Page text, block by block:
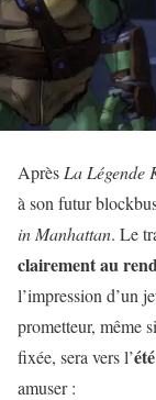
Après La Légende
à son futur
in Manhattan. Le
clairement au
l’impression d’un
prometteur, même
fixée, sera vers l’
amuser :